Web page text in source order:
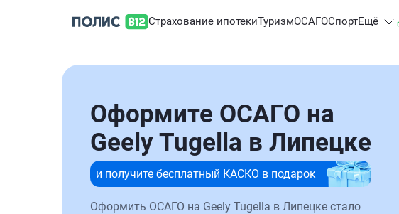
Страхование ипотекиТуризмОСАГОСпортЕщё
Оформите ОСАГО на
Geely Tugella в Липецке
и получите бесплатный КАСКО в подарок
Оформить ОСАГО на Geely Tugella в Липецке стало